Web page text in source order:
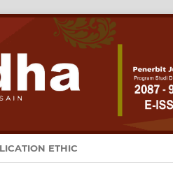
ETHIC